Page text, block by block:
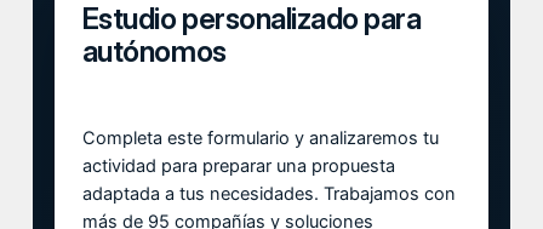
Estudio personalizado para
autónomos
Completa este formulario y analizaremos tu
actividad para preparar una propuesta
adaptada a tus necesidades. Trabajamos con
más de 95 compañías y soluciones